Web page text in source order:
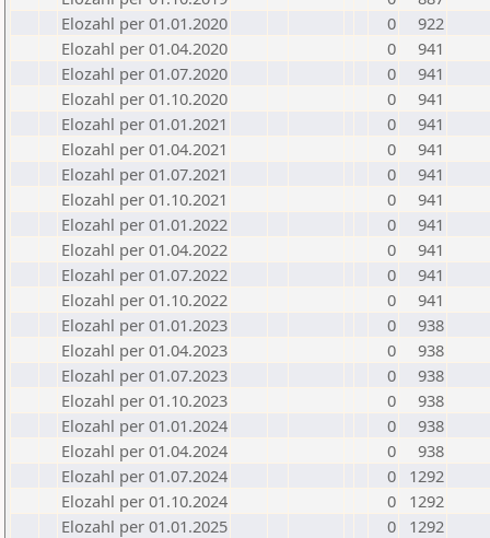
Elozahl per 01.01.2020
0
922
Elozahl per 01.04.2020
0
941
Elozahl per 01.07.2020
0
941
Elozahl per 01.10.2020
0
941
Elozahl per 01.01.2021
0
941
Elozahl per 01.04.2021
0
941
Elozahl per 01.07.2021
0
941
Elozahl per 01.10.2021
0
941
Elozahl per 01.01.2022
0
941
Elozahl per 01.04.2022
0
941
Elozahl per 01.07.2022
0
941
Elozahl per 01.10.2022
0
941
Elozahl per 01.01.2023
0
938
Elozahl per 01.04.2023
0
938
Elozahl per 01.07.2023
0
938
Elozahl per 01.10.2023
0
938
Elozahl per 01.01.2024
0
938
Elozahl per 01.04.2024
0
938
Elozahl per 01.07.2024
0
1292
Elozahl per 01.10.2024
0
1292
Elozahl per 01.01.2025
0
1292